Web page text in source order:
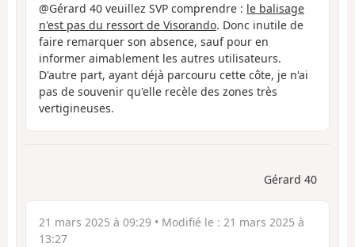
@Gérard 40 veuillez SVP comprendre : le balisage
n'est pas du ressort de Visorando. Donc inutile de
faire remarquer son absence, sauf pour en
informer aimablement les autres utilisateurs.
D'autre part, ayant déjà parcouru cette côte, je n'ai
pas de souvenir qu'elle recèle des zones très
vertigineuses.
Gérard 40
21 mars 2025 à 09:29 • Modifié le : 21 mars 2025 à
13:27